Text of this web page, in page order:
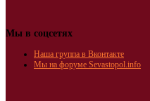
Мы в соцсетях
Наша группа в Вконтакте
Мы на форуме Sevastopol.info